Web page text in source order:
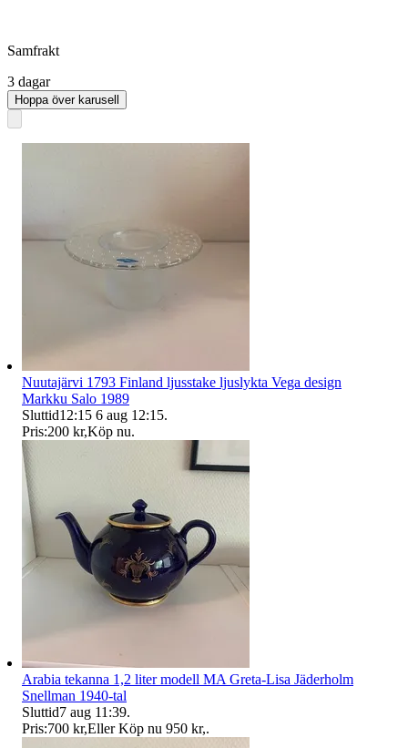
Samfrakt
3 dagar
Hoppa över karusell
Nuutajärvi 1793 Finland ljusstake ljuslykta Vega design
Markku Salo 1989
Sluttid12:15 6 aug 12:15.
Pris:200 kr,Köp nu.
Arabia tekanna 1,2 liter modell MA Greta-Lisa Jäderholm
Snellman 1940-tal
Sluttid7 aug 11:39.
Pris:700 kr,Eller Köp nu 950 kr,.